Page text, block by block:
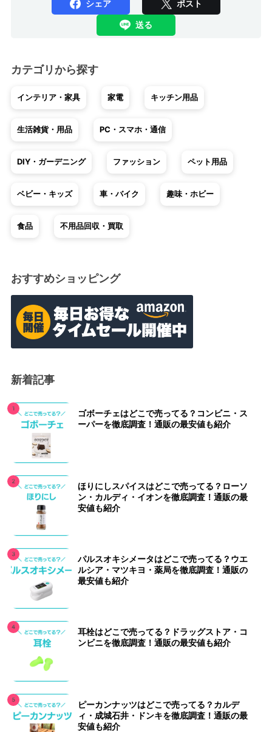
シェア ポスト
送る
カテゴリから探す
インテリア・家具 家電 キッチン用品
生活雑貨・用品 PC・スマホ・通信
DIY・ガーデニング ファッション ペット用品
ベビー・キッズ 車・バイク 趣味・ホビー
食品 不用品回収・買取
おすすめショッピング
新着記事
ゴボーチェはどこで売ってる？コンビニ・ス
ーパーを徹底調査！通販の最安値も紹介
ほりにしスパイスはどこで売ってる？ローソ
ン・カルディ・イオンを徹底調査！通販の最
安値も紹介
パルスオキシメータはどこで売ってる？ウエ
ルシア・マツキヨ・薬局を徹底調査！通販の
最安値も紹介
耳栓はどこで売ってる？ドラッグストア・コ
ンビニを徹底調査！通販の最安値も紹介
ピーカンナッツはどこで売ってる？カルデ
ィ・成城石井・ドンキを徹底調査！通販の最
安値も紹介